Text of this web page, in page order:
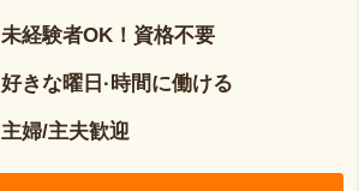
未経験者OK！資格不要
好きな曜日·時間に働ける
主婦/主夫歓迎